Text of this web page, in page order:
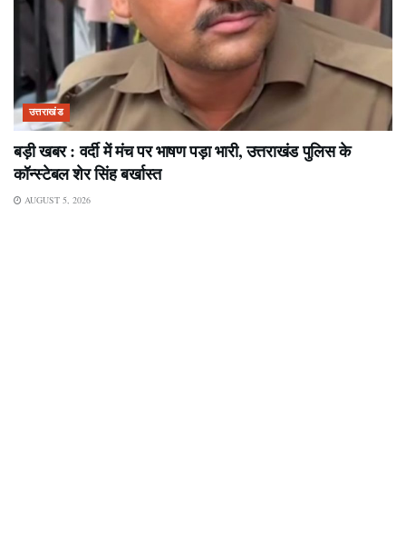
उत्तराखंड
बड़ी खबर : वर्दी में मंच पर भाषण पड़ा भारी, उत्तराखंड पुलिस के
कॉन्स्टेबल शेर सिंह बर्खास्त
AUGUST 5, 2026